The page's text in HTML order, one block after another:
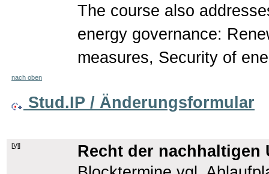
The course also
energy governance:
measures, Security of
nach oben
Stud.IP / Änderungsformular
[Vl]
Recht der nachhaltigen